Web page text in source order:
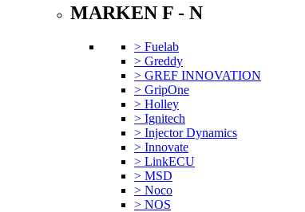
MARKEN F - N
> Fuelab
> Greddy
> GREF INNOVATION
> GripOne
> Holley
> Ignitech
> Injector Dynamics
> Innovate
> LinkECU
> MSD
> Noco
> NOS